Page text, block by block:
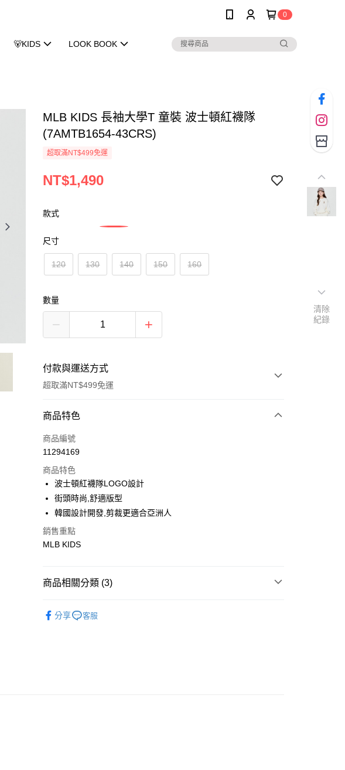
0
🐻KIDS LOOK BOOK
MLB KIDS 長袖大學T 童裝 波士頓紅襪隊
(7AMTB1654-43CRS)
超取滿NT$499免運
NT$1,490
款式
尺寸
120 130 140 150 160
數量
付款與運送方式
超取滿NT$499免運
付款方式
信用卡一次付款
LINE Pay
Apple Pay
悠遊付
運送方式
每筆NT$60，滿NT$499(含以上)免運費
商品特色
商品編號
11294169
商品特色
波士頓紅襪隊LOGO設計
街頭時尚,舒適版型
韓國設計開發,剪裁更適合亞洲人
銷售重點
MLB KIDS
商品相關分類 (3)
分享 客服
清除
紀錄